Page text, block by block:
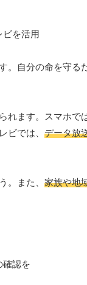
自分の命を守る
れます。スマホで
ビでは、 データ放
。また、 家族や地